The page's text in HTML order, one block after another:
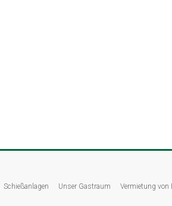
Schießanlagen Unser Gastraum Vermietung von